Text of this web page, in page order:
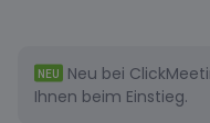
NEU Neu bei
Ihnen beim Einstieg.